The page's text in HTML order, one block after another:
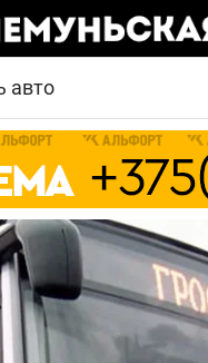
авто